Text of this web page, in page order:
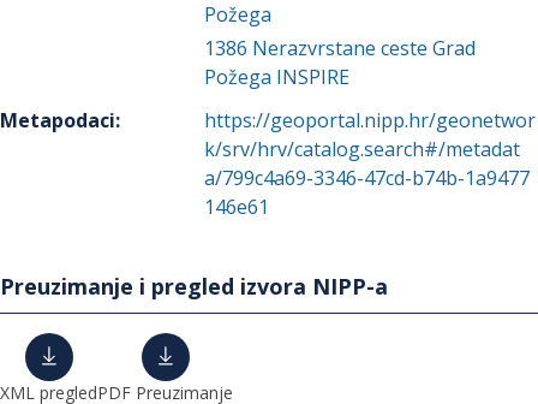
Požega
1386 Nerazvrstane ceste Grad
Požega INSPIRE
Metapodaci:
https://geoportal.nipp.hr/geonetwor
k/srv/hrv/catalog.search#/metadat
a/799c4a69-3346-47cd-b74b-1a9477
146e61
Preuzimanje i pregled izvora NIPP-a
XML pregledPDF Preuzimanje